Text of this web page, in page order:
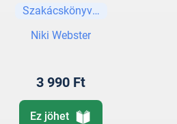
Szakácskönyvek
Niki Webster
3 990 Ft
Ez jöhet